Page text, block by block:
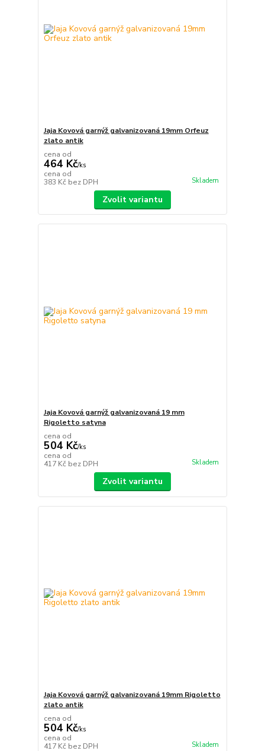
Jaja Kovová garnýž galvanizovaná 19mm Orfeuz
zlato antik
cena od
464 Kč/ks
cena od
383 Kč bez DPH Skladem
Zvolit variantu
Jaja Kovová garnýž galvanizovaná 19 mm
Rigoletto satyna
cena od
504 Kč/ks
cena od
417 Kč bez DPH Skladem
Zvolit variantu
Jaja Kovová garnýž galvanizovaná 19mm Rigoletto
zlato antik
cena od
504 Kč/ks
cena od
417 Kč bez DPH Skladem